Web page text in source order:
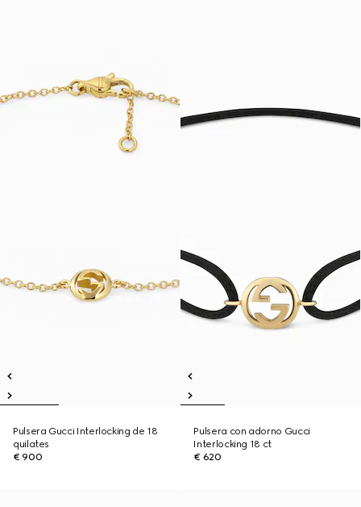
Pulsera Gucci Interlocking de 18
quilates
€ 900
Pulsera con adorno Gucci
Interlocking 18 ct
€ 620